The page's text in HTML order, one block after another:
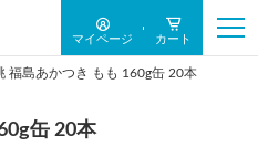
マイページ カート
福島あかつき もも 160g缶 20本
缶 20本